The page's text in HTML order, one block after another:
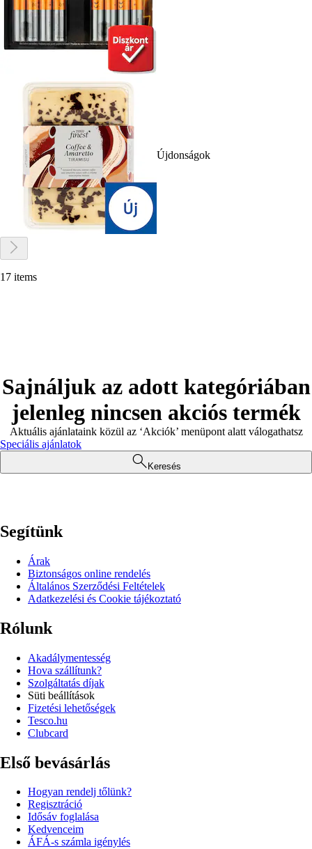
Újdonságok
17 items
Sajnáljuk az adott kategóriában
jelenleg nincsen akciós termék
Aktuális ajánlataink közül az ‘Akciók’ menüpont alatt válogathatsz
Speciális ajánlatok
Keresés
Segítünk
Árak
Biztonságos online rendelés
Általános Szerződési Feltételek
Adatkezelési és Cookie tájékoztató
Rólunk
Akadálymentesség
Hova szállítunk?
Szolgáltatás díjak
Süti beállítások
Fizetési lehetőségek
Tesco.hu
Clubcard
Első bevásárlás
Hogyan rendelj tőlünk?
Regisztráció
Idősáv foglalása
Kedvenceim
ÁFÁ-s számla igénylés